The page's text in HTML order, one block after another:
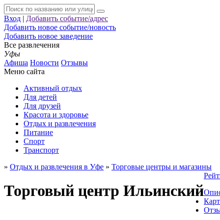
Вход | Добавить событие/адрес
Добавить новое событие/новость
Добавить новое заведение
Все развлечения
Уфы
Афиша Новости Отзывы
Меню сайта
Активный отдых
Для детей
Для друзей
Красота и здоровье
Отдых и развлечения
Питание
Спорт
Транспорт
» Отдых и развлечения в Уфе » Торговые центры и магазины
Торговый центр Ильинский